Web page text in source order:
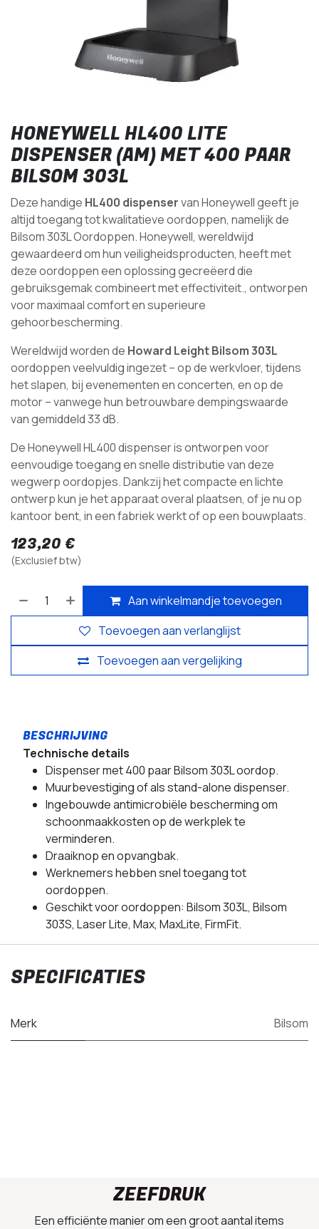
HONEYWELL HL400 LITE
DISPENSER (AM) MET 400 PAAR
BILSOM 303L
Deze handige HL400 dispenservan Honeywell geeft je
altijd toegang tot kwalitatieve oordoppen, namelijk de
Bilsom 303L Oordoppen. Honeywell, wereldwijd
gewaardeerd om hun veiligheidsproducten, heeft met
deze oordoppen een oplossing gecreëerd die
gebruiksgemak combineert met effectiviteit., ontworpen
voor maximaal comfort en superieure
gehoorbescherming.
Wereldwijd worden de Howard Leight Bilsom 303L
oordoppen veelvuldig ingezet – op de werkvloer, tijdens
het slapen, bij evenementen en concerten, en op de
motor – vanwege hun betrouwbare dempingswaarde
van gemiddeld 33 dB.
De Honeywell HL400 dispenser is ontworpen voor
eenvoudige toegang en snelle distributie van deze
wegwerp oordopjes. Dankzij het compacte en lichte
ontwerp kun je het apparaat overal plaatsen, of je nu op
kantoor bent, in een fabriek werkt of op een bouwplaats.
123,20 €
(Exclusief btw)
Aan winkelmandje toevoegen
Toevoegen aan vergelijking
Toevoegen aan verlanglijst
Technische details
Dispenser met 400 paar Bilsom 303L oordop.
Muurbevestiging of als stand-alone dispenser.
Ingebouwde antimicrobiële bescherming om
schoonmaakkosten op de werkplek te
verminderen.
Draaiknop en opvangbak.
Werknemers hebben snel toegang tot
oordoppen.
Geschikt voor oordoppen: Bilsom 303L, Bilsom
303S, Laser Lite, Max, MaxLite, FirmFit.
SPECIFICATIES
Merk Bilsom
ZEEFDRUK
Een efficiënte manier om een groot aantal items